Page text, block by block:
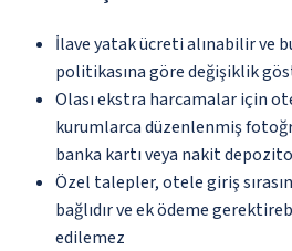
İlave yatak ücreti alınabilir ve
politikasına göre değişiklik
Olası ekstra harcamalar için
kurumlarca düzenlenmiş
banka kartı veya nakit
Özel talepler, otele giriş
bağlıdır ve ek ödeme
edilemez